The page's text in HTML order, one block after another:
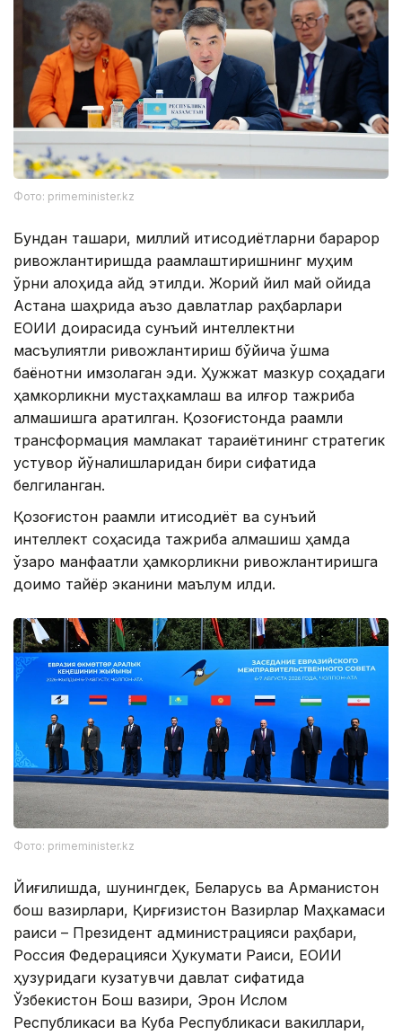
Фото: primeminister.kz
Бундан ташқари, миллий иқтисодиётларни барқарор
ривожлантиришда рақамлаштиришнинг муҳим
ўрни алоҳида қайд этилди. Жорий йил май ойида
Астана шаҳрида аъзо давлатлар раҳбарлари
ЕОИИ доирасида сунъий интеллектни
масъулиятли ривожлантириш бўйича қўшма
баёнотни имзолаган эди. Ҳужжат мазкур соҳадаги
ҳамкорликни мустаҳкамлаш ва илғор тажриба
алмашишга қаратилган. Қозоғистонда рақамли
трансформация мамлакат тараққиётининг стратегик
устувор йўналишларидан бири сифатида
белгиланган.
Қозоғистон рақамли иқтисодиёт ва сунъий
интеллект соҳасида тажриба алмашиш ҳамда
ўзаро манфаатли ҳамкорликни ривожлантиришга
доимо тайёр эканини маълум қилди.
Фото: primeminister.kz
Йиғилишда, шунингдек, Беларусь ва Арманистон
бош вазирлари, Қирғизистон Вазирлар Маҳкамаси
раиси – Президент администрацияси раҳбари,
Россия Федерацияси Ҳукумати Раиси, ЕОИИ
ҳузуридаги кузатувчи давлат сифатида
Ўзбекистон Бош вазири, Эрон Ислом
Республикаси ва Куба Республикаси вакиллари,